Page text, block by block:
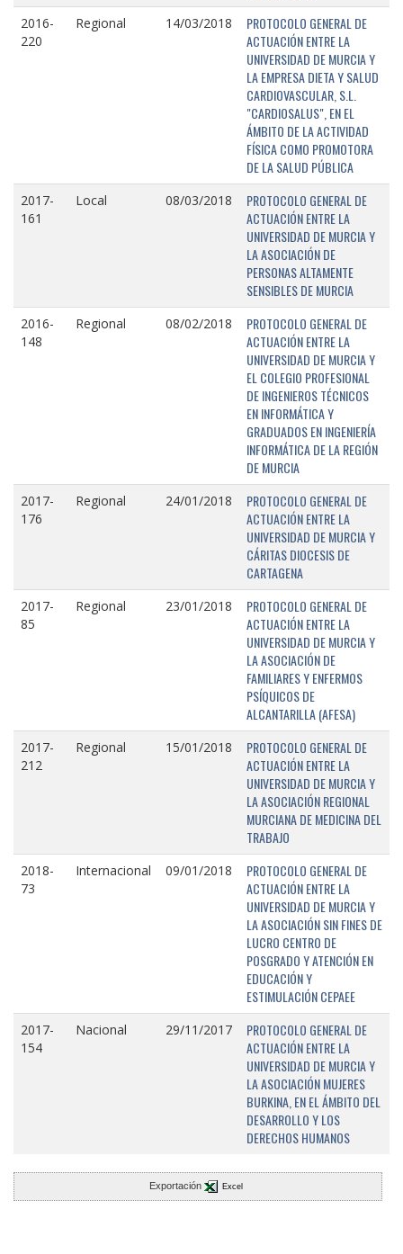
2016-
220
Regional 14/03/2018
PROTOCOLO GENERAL DE
ACTUACIÓN ENTRE LA
UNIVERSIDAD DE MURCIA Y
LA EMPRESA DIETA Y SALUD
CARDIOVASCULAR, S.L.
"CARDIOSALUS", EN EL
ÁMBITO DE LA ACTIVIDAD
FÍSICA COMO PROMOTORA
DE LA SALUD PÚBLICA
2017-
161
Local 08/03/2018
PROTOCOLO GENERAL DE
ACTUACIÓN ENTRE LA
UNIVERSIDAD DE MURCIA Y
LA ASOCIACIÓN DE
PERSONAS ALTAMENTE
SENSIBLES DE MURCIA
2016-
148
Regional 08/02/2018
PROTOCOLO GENERAL DE
ACTUACIÓN ENTRE LA
UNIVERSIDAD DE MURCIA Y
EL COLEGIO PROFESIONAL
DE INGENIEROS TÉCNICOS
EN INFORMÁTICA Y
GRADUADOS EN INGENIERÍA
INFORMÁTICA DE LA REGIÓN
DE MURCIA
2017-
176
Regional 24/01/2018
PROTOCOLO GENERAL DE
ACTUACIÓN ENTRE LA
UNIVERSIDAD DE MURCIA Y
CÁRITAS DIOCESIS DE
CARTAGENA
2017-
85
Regional 23/01/2018
PROTOCOLO GENERAL DE
ACTUACIÓN ENTRE LA
UNIVERSIDAD DE MURCIA Y
LA ASOCIACIÓN DE
FAMILIARES Y ENFERMOS
PSÍQUICOS DE
ALCANTARILLA (AFESA)
2017-
212
Regional 15/01/2018
PROTOCOLO GENERAL DE
ACTUACIÓN ENTRE LA
UNIVERSIDAD DE MURCIA Y
LA ASOCIACIÓN REGIONAL
MURCIANA DE MEDICINA DEL
TRABAJO
2018-
73
Internacional 09/01/2018
PROTOCOLO GENERAL DE
ACTUACIÓN ENTRE LA
UNIVERSIDAD DE MURCIA Y
LA ASOCIACIÓN SIN FINES DE
LUCRO CENTRO DE
POSGRADO Y ATENCIÓN EN
EDUCACIÓN Y
ESTIMULACIÓN CEPAEE
2017-
154
Nacional 29/11/2017
PROTOCOLO GENERAL DE
ACTUACIÓN ENTRE LA
UNIVERSIDAD DE MURCIA Y
LA ASOCIACIÓN MUJERES
BURKINA, EN EL ÁMBITO DEL
DESARROLLO Y LOS
DERECHOS HUMANOS
Exportación Excel